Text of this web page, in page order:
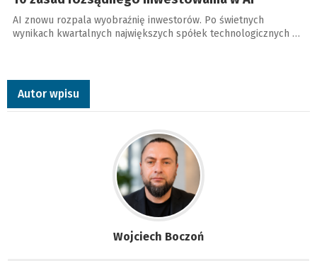
AI znowu rozpala wyobraźnię inwestorów. Po świetnych
wynikach kwartalnych największych spółek technologicznych …
Autor wpisu
Wojciech Boczoń